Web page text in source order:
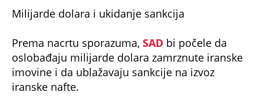
Milijarde dolara i ukidanje sankcija
Prema nacrtu sporazuma, SAD bi počele da
oslobađaju milijarde dolara zamrznute iranske
imovine i da ublažavaju sankcije na izvoz
iranske nafte.